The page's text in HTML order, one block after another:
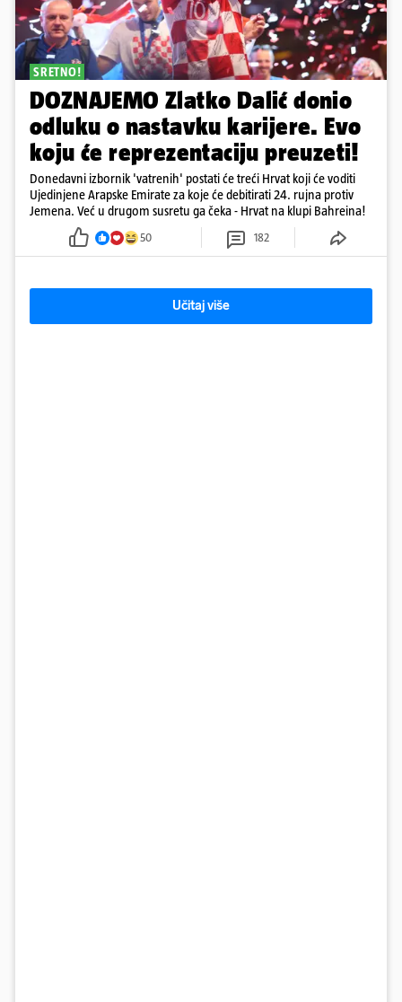
SRETNO!
DOZNAJEMO Zlatko Dalić donio
odluku o nastavku karijere. Evo
koju će reprezentaciju preuzeti!
Donedavni izbornik 'vatrenih' postati će treći Hrvat koji će voditi
Ujedinjene Arapske Emirate za koje će debitirati 24. rujna protiv
Jemena. Već u drugom susretu ga čeka - Hrvat na klupi Bahreina!
50 182
Učitaj više